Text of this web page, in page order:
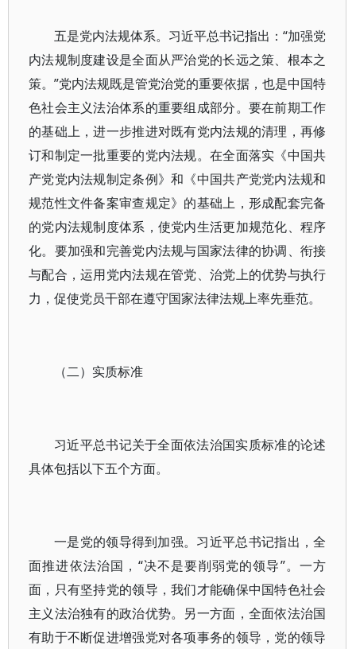
五是党内法规体系。习近平总书记指出：“加强党
内法规制度建设是全面从严治党的长远之策、根本之
策。”党内法规既是管党治党的重要依据，也是中国特
色社会主义法治体系的重要组成部分。要在前期工作
的基础上，进一步推进对既有党内法规的清理，再修
订和制定一批重要的党内法规。在全面落实《中国共
产党党内法规制定条例》和《中国共产党党内法规和
规范性文件备案审查规定》的基础上，形成配套完备
的党内法规制度体系，使党内生活更加规范化、程序
化。要加强和完善党内法规与国家法律的协调、衔接
与配合，运用党内法规在管党、治党上的优势与执行
力，促使党员干部在遵守国家法律法规上率先垂范。
（二）实质标准
习近平总书记关于全面依法治国实质标准的论述
具体包括以下五个方面。
一是党的领导得到加强。习近平总书记指出，全
面推进依法治国，“决不是要削弱党的领导”。一方
面，只有坚持党的领导，我们才能确保中国特色社会
主义法治独有的政治优势。另一方面，全面依法治国
有助于不断促进增强党对各项事务的领导，党的领导